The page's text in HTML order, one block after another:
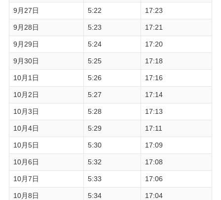
9月27日 5:22 17:23
9月28日 5:23 17:21
9月29日 5:24 17:20
9月30日 5:25 17:18
10月1日 5:26 17:16
10月2日 5:27 17:14
10月3日 5:28 17:13
10月4日 5:29 17:11
10月5日 5:30 17:09
10月6日 5:32 17:08
10月7日 5:33 17:06
10月8日 5:34 17:04